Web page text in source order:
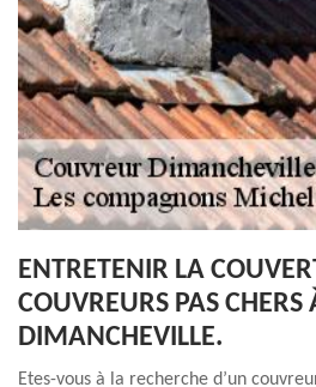
ENTRETENIR LA
COUVREURS PAS CHERS
DIMANCHEVILLE.
Etes-vous à la recherche d’un